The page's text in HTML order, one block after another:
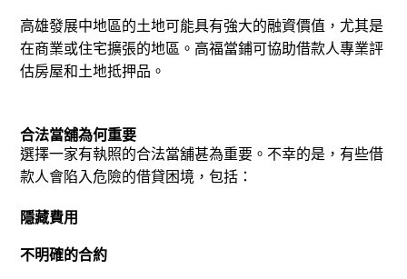
高雄發展中地區的土地可能具有強大的融資價值，尤其是
在商業或住宅擴張的地區。 高福當鋪可協助借款人專業評
估房屋和土地抵押品。
合法當舖為何重要
選擇一家有執照的合法當舖甚為重要。 不幸的是，有些借
款人會陷入危險的借貸困境，包括：
隱藏費用
不明確的合約